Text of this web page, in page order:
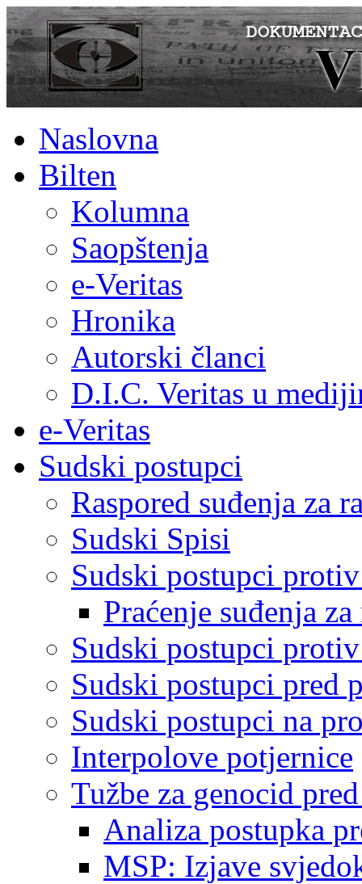
Naslovna
Bilten
Kolumna
Saopštenja
e-Veritas
Hronika
Autorski članci
D.I.C. Veritas u
e-Veritas
Sudski postupci
Raspored suđenja za
Sudski Spisi
Sudski postupci
Praćenje suđenja
Sudski postupci
Sudski postupci pred
Sudski postupci na
Interpolove potjernice
Tužbe za genocid
Analiza postupka
MSP: Izjave